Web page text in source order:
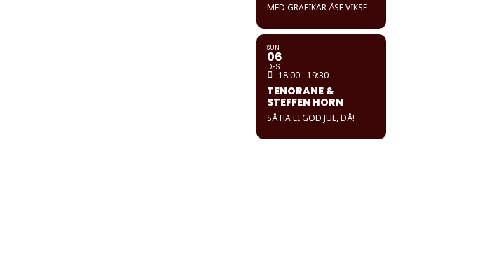
MED GRAFIKAR ÅSE VIKSE
SUN
06
DES
18:00 - 19:30
TENORANE &
STEFFEN HORN
SÅ HA EI GOD JUL, DÅ!